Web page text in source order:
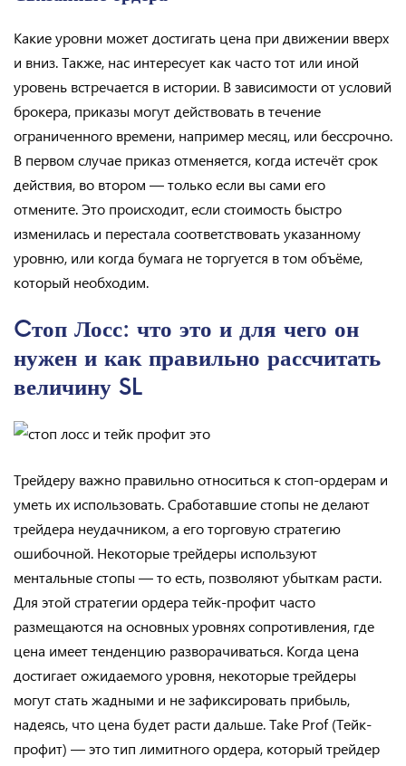
Какие уровни может достигать цена при движении вверх
и вниз. Также, нас интересует как часто тот или иной
уровень встречается в истории. В зависимости от условий
брокера, приказы могут действовать в течение
ограниченного времени, например месяц, или бессрочно.
В первом случае приказ отменяется, когда истечёт срок
действия, во втором — только если вы сами его
отмените. Это происходит, если стоимость быстро
изменилась и перестала соответствовать указанному
уровню, или когда бумага не торгуется в том объёме,
который необходим.
Cтоп Лосс: что это и для чего он
нужен и как правильно рассчитать
величину SL
Трейдеру важно правильно относиться к стоп-ордерам и
уметь их использовать. Сработавшие стопы не делают
трейдера неудачником, а его торговую стратегию
ошибочной. Некоторые трейдеры используют
ментальные стопы — то есть, позволяют убыткам расти.
Для этой стратегии ордера тейк-профит часто
размещаются на основных уровнях сопротивления, где
цена имеет тенденцию разворачиваться. Когда цена
достигает ожидаемого уровня, некоторые трейдеры
могут стать жадными и не зафиксировать прибыль,
надеясь, что цена будет расти дальше. Take Prof (Тейк-
профит) — это тип лимитного ордера, который трейдер